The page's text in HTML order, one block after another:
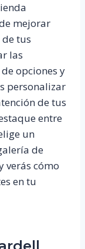
mejorar
tus
las
opciones y
personalizar
de tus
entre
un
de
verás cómo
en tu